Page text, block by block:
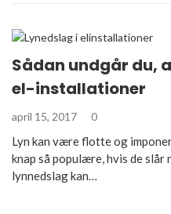
Sådan undgår du,
el-installationer
april 15, 2017 0
Lyn kan være flotte og
knap så populære, hvis de
lynnedslag kan…